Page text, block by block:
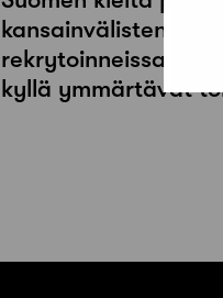
kansainvälisten
rekrytoinneissa
kyllä ymmärtävät